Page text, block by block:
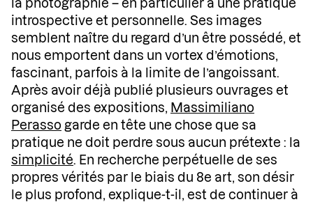
la photographie – en particulier à une pratique
introspective et personnelle. Ses images
semblent naître du regard d’un être possédé, et
nous emportent dans un vortex d’émotions,
fascinant, parfois à la limite de l’angoissant.
Après avoir déjà publié plusieurs ouvrages et
organisé des expositions, Massimiliano
Perasso garde en tête une chose que sa
pratique ne doit perdre sous aucun prétexte : la
simplicité. En recherche perpétuelle de ses
propres vérités par le biais du 8e art, son désir
le plus profond, explique-t-il, est de continuer à